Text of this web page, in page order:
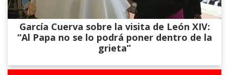
García Cuerva sobre la visita de León XIV:
“Al Papa no se lo podrá poner dentro de la
grieta”